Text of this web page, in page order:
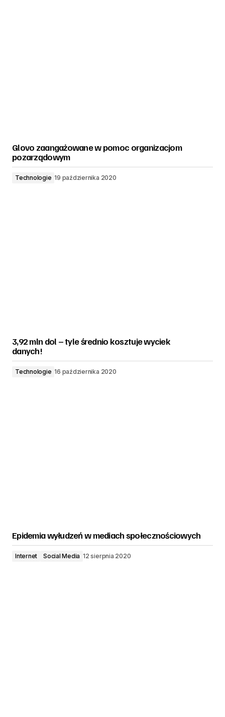
Glovo zaangażowane w pomoc organizacjom
pozarządowym
Technologie 19 października 2020
3,92 mln dol – tyle średnio kosztuje wyciek
danych!
Technologie 16 października 2020
Epidemia wyłudzeń w mediach społecznościowych
Internet Social Media 12 sierpnia 2020